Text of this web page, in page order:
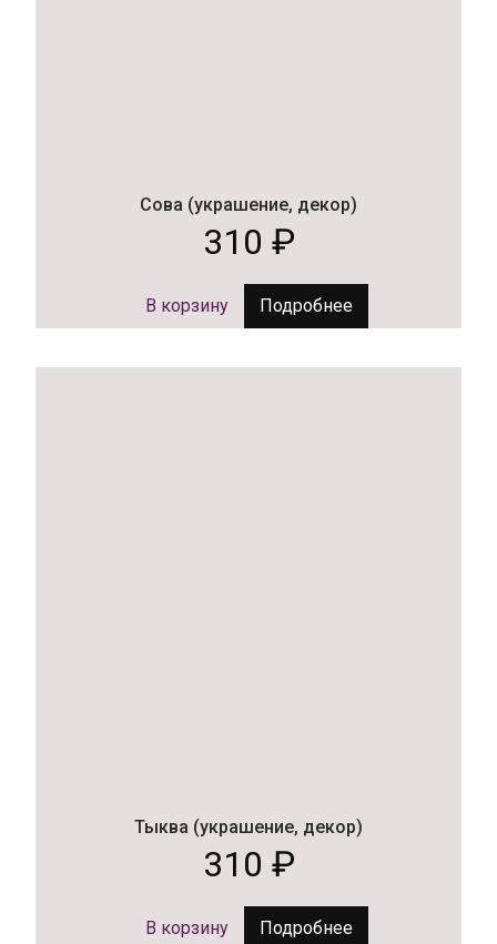
Сова (украшение, декор)
310 ₽
В корзину Подробнее
Тыква (украшение, декор)
310 ₽
В корзину Подробнее